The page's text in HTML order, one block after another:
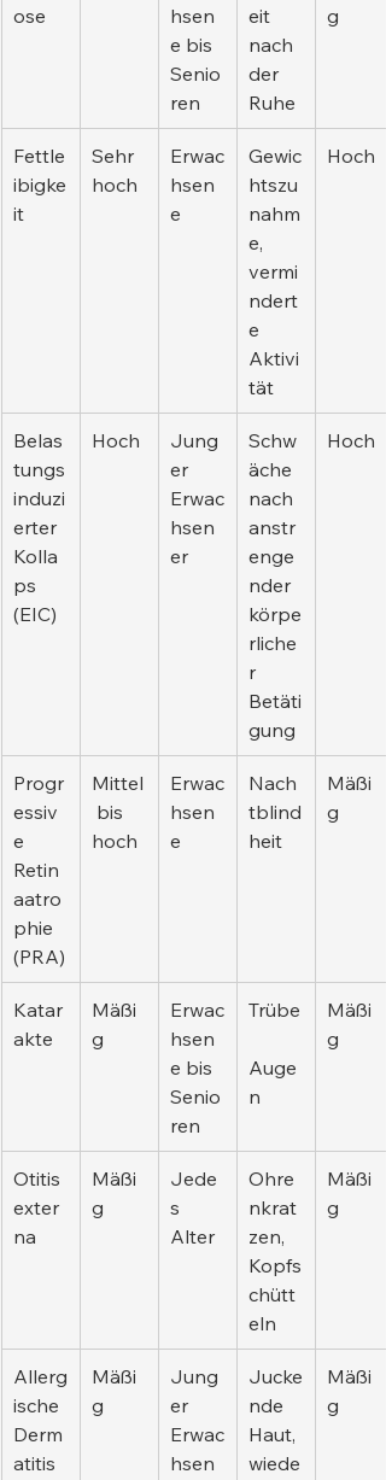
ose
hsen
e bis
Senio
ren
eit
nach
der
Ruhe
g
Fettle
ibigke
it
Sehr
hoch
Erwac
hsen
e
Gewic
htszu
nahm
e,
vermi
ndert
e
Aktivi
tät
Hoch
Belas
tungs
induzi
erter
Kolla
ps
(EIC)
Hoch
Jung
er
Erwac
hsen
er
Schw
äche
nach
anstr
enge
nder
körpe
rliche
r
Betäti
gung
Hoch
Progr
essiv
e
Retin
aatro
phie
(PRA)
Mittel
bis
hoch
Erwac
hsen
e
Nach
tblind
heit
Mäßi
g
Katar
akte
Mäßi
g
Erwac
hsen
e bis
Senio
ren
Trübe
Auge
n
Mäßi
g
Otitis
exter
na
Mäßi
g
Jede
s
Alter
Ohre
nkrat
zen,
Kopfs
chütt
eln
Mäßi
g
Allerg
ische
Derm
atitis
Mäßi
g
Jung
er
Erwac
hsen
Jucke
nde
Haut,
wiede
Mäßi
g